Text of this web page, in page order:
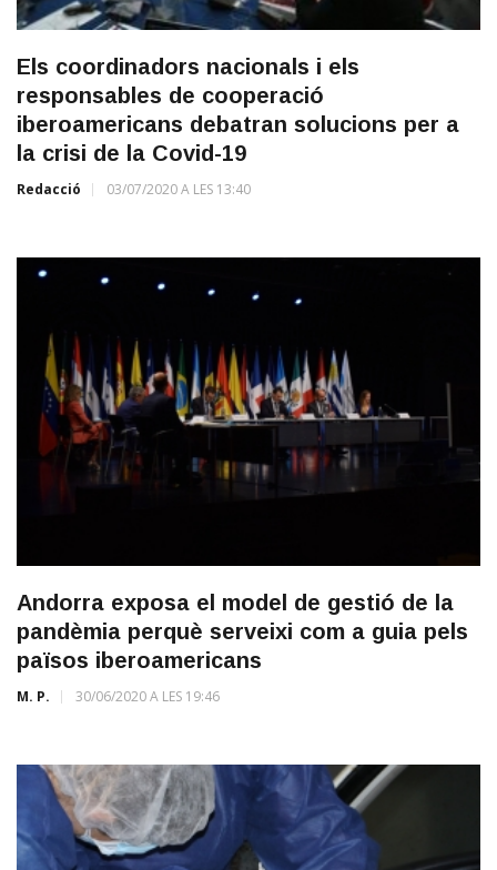
Els coordinadors nacionals i els
responsables de cooperació
iberoamericans debatran solucions per a
la crisi de la Covid-19
Redacció 03/07/2020 A LES 13:40
Andorra exposa el model de gestió de la
pandèmia perquè serveixi com a guia pels
països iberoamericans
M. P. 30/06/2020 A LES 19:46